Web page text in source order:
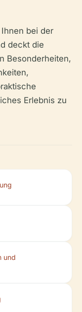
bei der
deckt die
Besonderheiten,
Erlebnis zu
und